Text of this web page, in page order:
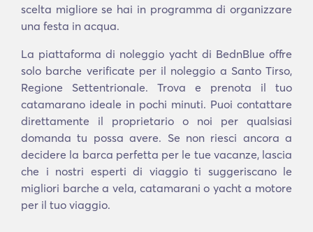
scelta migliore se hai in programma di organizzare
una festa in acqua.
La piattaforma di noleggio yacht di BednBlue offre
solo barche verificate per il noleggio a Santo Tirso,
Regione Settentrionale. Trova e prenota il tuo
catamarano ideale in pochi minuti. Puoi contattare
direttamente il proprietario o noi per qualsiasi
domanda tu possa avere. Se non riesci ancora a
decidere la barca perfetta per le tue vacanze, lascia
che i nostri esperti di viaggio ti suggeriscano le
migliori barche a vela, catamarani o yacht a motore
per il tuo viaggio.